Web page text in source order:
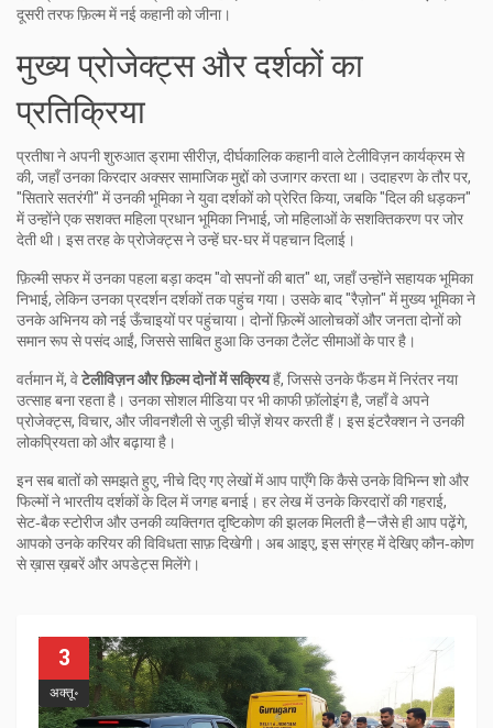
दूसरी तरफ फ़िल्म में नई कहानी को जीना।
मुख्य प्रोजेक्ट्स और दर्शकों का
प्रतिक्रिया
प्रतीषा ने अपनी शुरुआतड्रामा सीरीज़, दीर्घकालिक कहानी वाले टेलीविज़न कार्यक्रमसे
की, जहाँ उनका किरदार अक्सर सामाजिक मुद्दों को उजागर करता था। उदाहरण के तौर पर,
"सितारे सतरंगी" में उनकी भूमिका ने युवा दर्शकों को प्रेरित किया, जबकि "दिल की धड़कन"
में उन्होंने एक सशक्त महिला प्रधान भूमिका निभाई, जो महिलाओं के सशक्तिकरण पर जोर
देती थी। इस तरह के प्रोजेक्ट्स ने उन्हें घर-घर में पहचान दिलाई।
फ़िल्मी सफर में उनका पहला बड़ा कदम "वो सपनों की बात" था, जहाँ उन्होंने सहायक भूमिका
निभाई, लेकिन उनका प्रदर्शन दर्शकों तक पहुंच गया। उसके बाद "रैज़ोन" में मुख्य भूमिका ने
उनके अभिनय को नई ऊँचाइयों पर पहुंचाया। दोनों फ़िल्में आलोचकों और जनता दोनों को
समान रूप से पसंद आईं, जिससे साबित हुआ कि उनका टैलेंट सीमाओं के पार है।
वर्तमान में, वेटेलीविज़न और फ़िल्म दोनों में सक्रियहैं, जिससे उनके फैंडम में निरंतर नया
उत्साह बना रहता है। उनका सोशल मीडिया पर भी काफी फ़ॉलोइंग है, जहाँ वे अपने
प्रोजेक्ट्स, विचार, और जीवनशैली से जुड़ी चीज़ें शेयर करती हैं। इस इंटरैक्शन ने उनकी
लोकप्रियता को और बढ़ाया है।
इन सब बातों को समझते हुए, नीचे दिए गए लेखों में आप पाएँगे कि कैसे उनके विभिन्न शो और
फिल्मों ने भारतीय दर्शकों के दिल में जगह बनाई। हर लेख में उनके किरदारों की गहराई,
सेट‑बैक स्टोरीज और उनकी व्यक्तिगत दृष्टिकोण की झलक मिलती है—जैसे ही आप पढ़ेंगे,
आपको उनके करियर की विविधता साफ़ दिखेगी। अब आइए, इस संग्रह में देखिए कौन‑कोण
से ख़ास ख़बरें और अपडेट्स मिलेंगे।
3
अक्तू॰